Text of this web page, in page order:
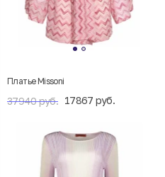
Платье Missoni
37940 руб. 17867 руб.